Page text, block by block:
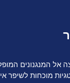
אל המנגנונים
מוכחות לשיפר